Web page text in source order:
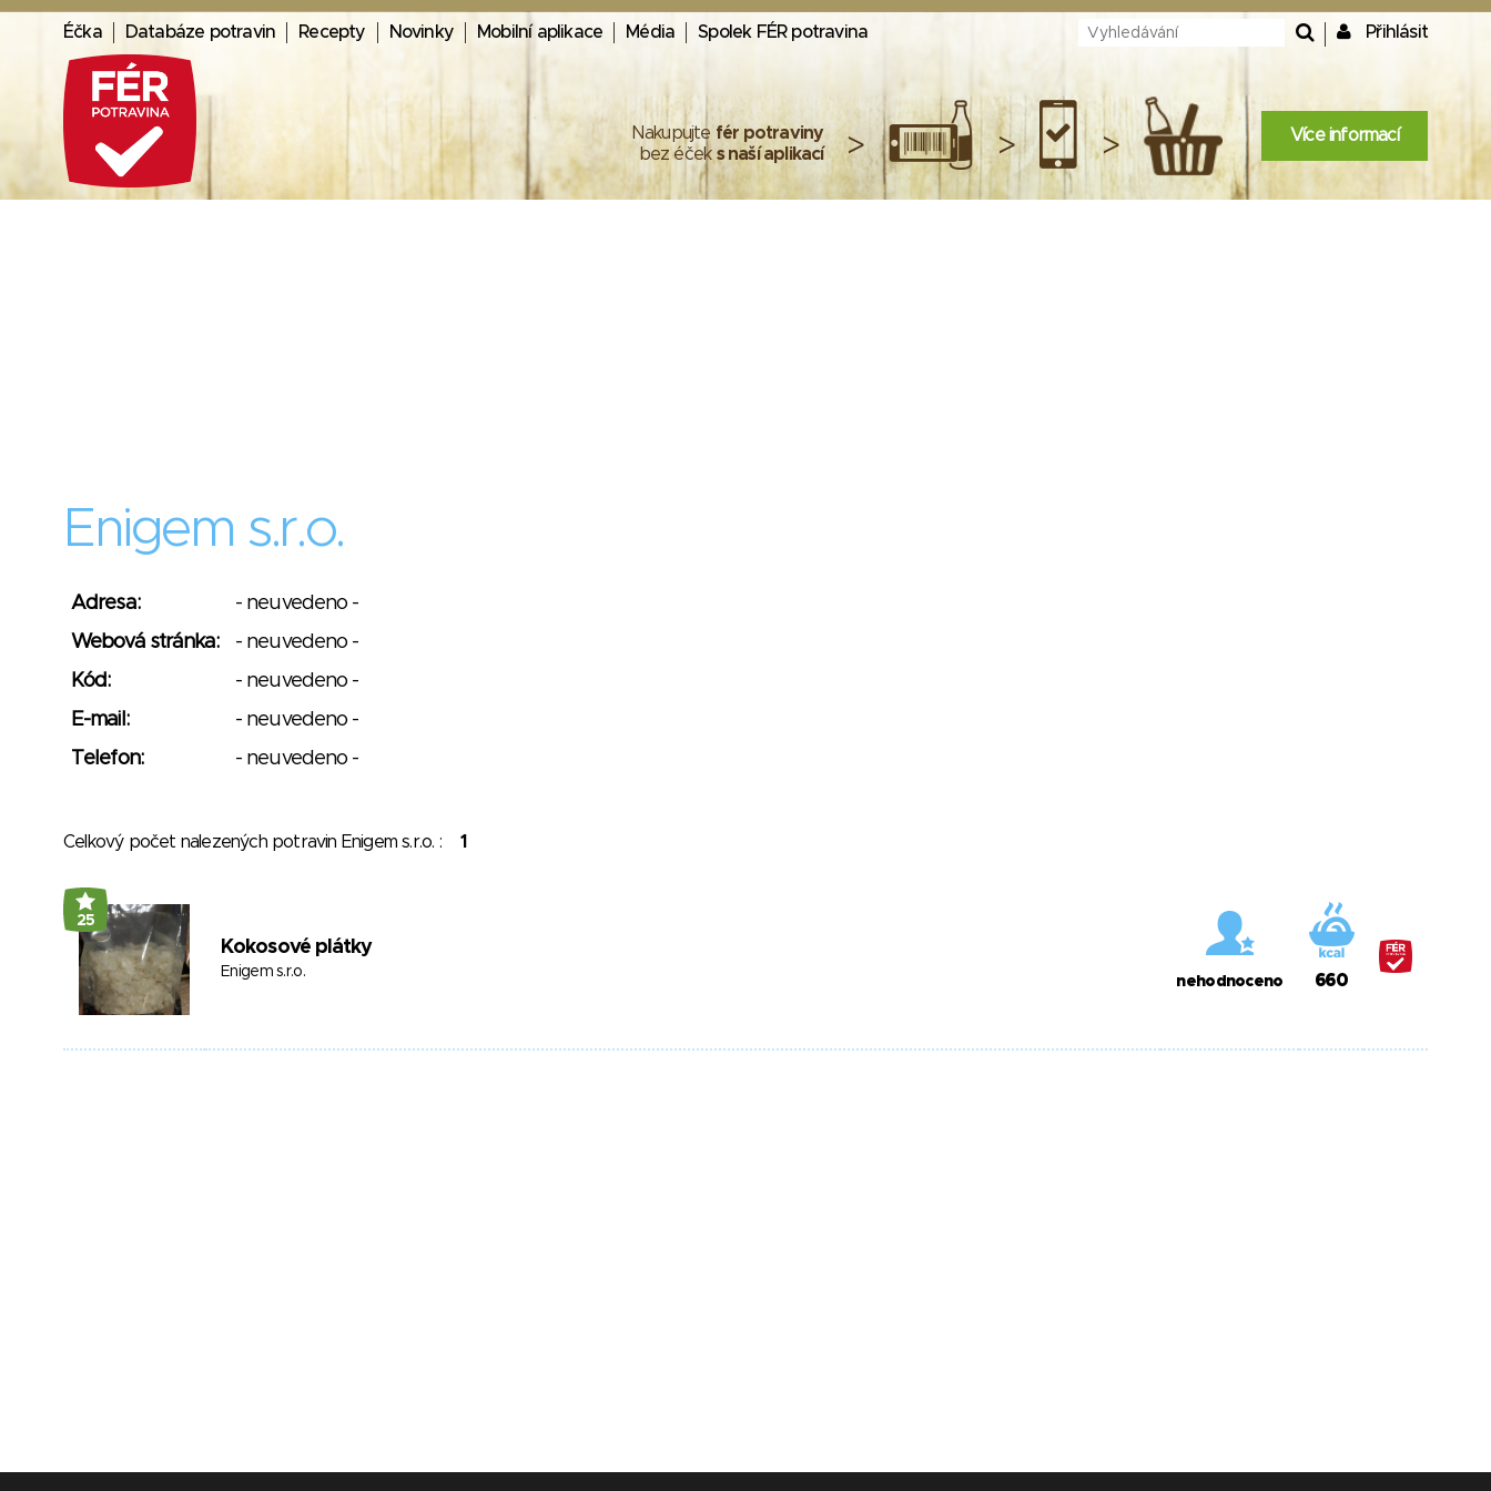
Éčka Databáze potravin Recepty Novinky Mobilní aplikace Média Spolek FÉR potravina Přihlásit
Nakupujte fér potraviny
bez éček s naší aplikací > > > Více informací
Enigem s.r.o.
Adresa:
- neuvedeno -
Webová stránka:
- neuvedeno -
Kód:
- neuvedeno -
E-mail:
- neuvedeno -
Telefon:
- neuvedeno -
Celkový počet nalezených potravin Enigem s.r.o. : 1
25
Kokosové plátky
Enigem s.r.o.
nehodnoceno 660